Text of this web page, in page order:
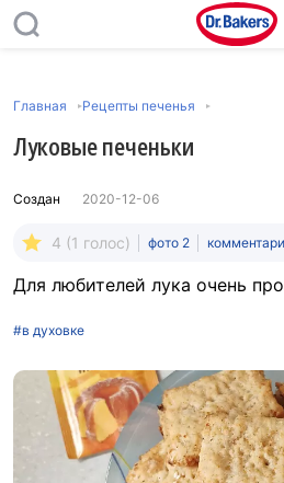
Главная Рецепты печенья
Луковые печеньки
Создан 2020-12-06
4 (1 голос) фото 2
Для любителей лука очень
#в духовке